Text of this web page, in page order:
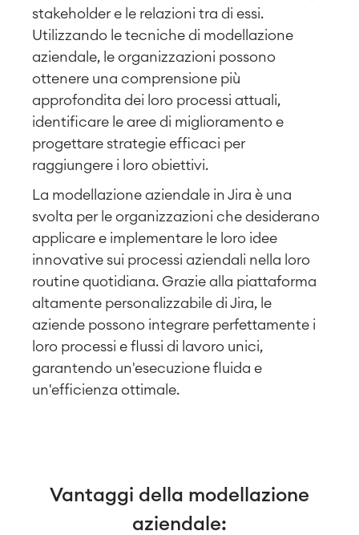
stakeholder e le relazioni tra di essi.
Utilizzando le tecniche di modellazione
aziendale, le organizzazioni possono
ottenere una comprensione più
approfondita dei loro processi attuali,
identificare le aree di miglioramento e
progettare strategie efficaci per
raggiungere i loro obiettivi.
La modellazione aziendale in Jira è una
svolta per le organizzazioni che desiderano
applicare e implementare le loro idee
innovative sui processi aziendali nella loro
routine quotidiana. Grazie alla piattaforma
altamente personalizzabile di Jira, le
aziende possono integrare perfettamente i
loro processi e flussi di lavoro unici,
garantendo un'esecuzione fluida e
un'efficienza ottimale.
Vantaggi della modellazione
aziendale: